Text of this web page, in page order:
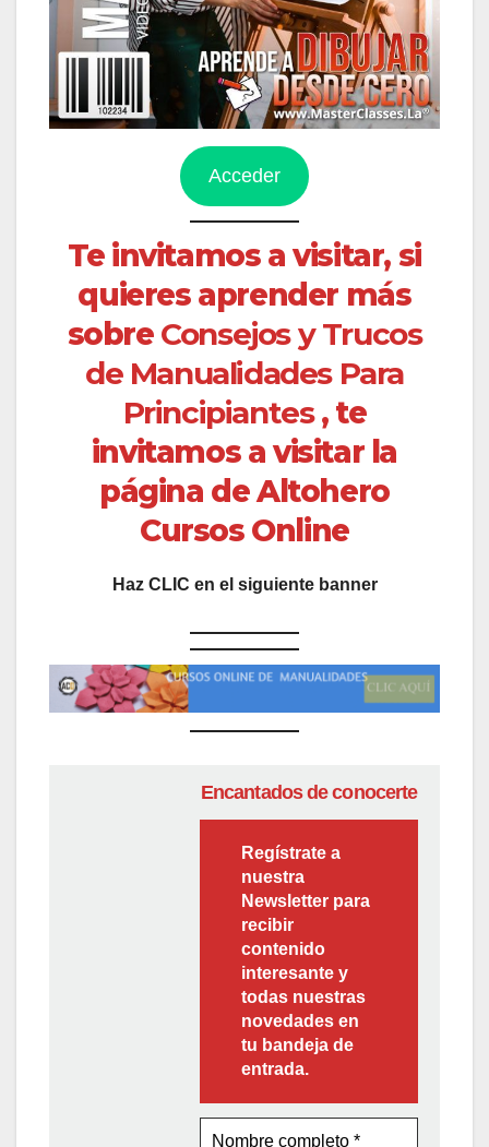
Acceder
Te invitamos a visitar, si
quieres aprender más
sobre Consejos y Trucos
de Manualidades Para
Principiantes, te
invitamos a visitar la
página de Altohero
Cursos Online
Haz CLIC en el siguiente banner
Encantados de conocerte
Regístrate a
nuestra
Newsletter para
recibir
contenido
interesante y
todas nuestras
novedades en
tu bandeja de
entrada.